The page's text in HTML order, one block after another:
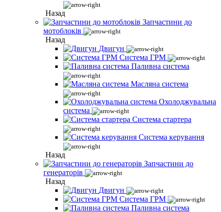
Назад
Запчастини до
мотоблоків
Назад
Двигун
Система ГРМ
Паливна система
Масляна система
Охолоджувальна
система
Система стартера
Система керування
Назад
Запчастини до
генераторів
Назад
Двигун
Система ГРМ
Паливна система